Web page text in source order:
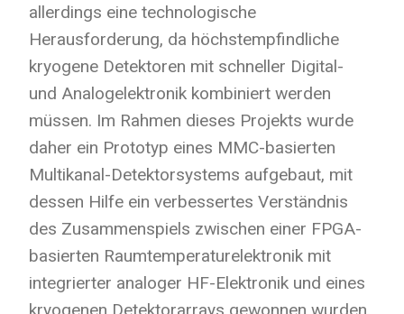
allerdings eine technologische
Herausforderung, da höchstempfindliche
kryogene Detektoren mit schneller Digital-
und Analogelektronik kombiniert werden
müssen. Im Rahmen dieses Projekts wurde
daher ein Prototyp eines MMC-basierten
Multikanal-Detektorsystems aufgebaut, mit
dessen Hilfe ein verbessertes Verständnis
des Zusammenspiels zwischen einer FPGA-
basierten Raumtemperaturelektronik mit
integrierter analoger HF-Elektronik und eines
kryogenen Detektorarrays gewonnen wurden.